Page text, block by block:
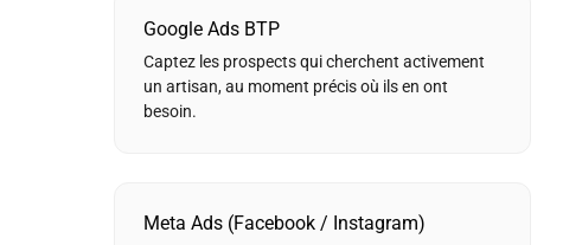
Google Ads BTP
Captez les prospects qui cherchent activement
un artisan, au moment précis où ils en ont
besoin.
Meta Ads (Facebook / Instagram)